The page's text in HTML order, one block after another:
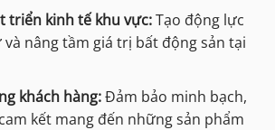
triển kinh tế khu vực:Tạo động lực
nâng tầm giá trị bất động sản tại
khách hàng:Đảm bảo minh bạch,
kết mang đến những sản phẩm